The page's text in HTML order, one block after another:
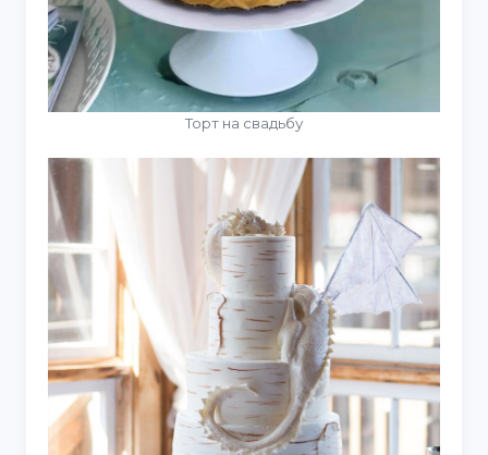
Торт на свадьбу